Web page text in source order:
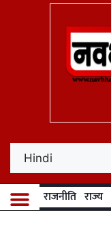
राजनीति राज्य